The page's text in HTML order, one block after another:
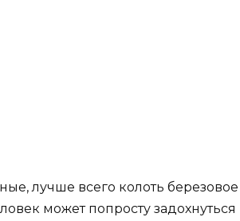
лучше всего колоть
может попросту